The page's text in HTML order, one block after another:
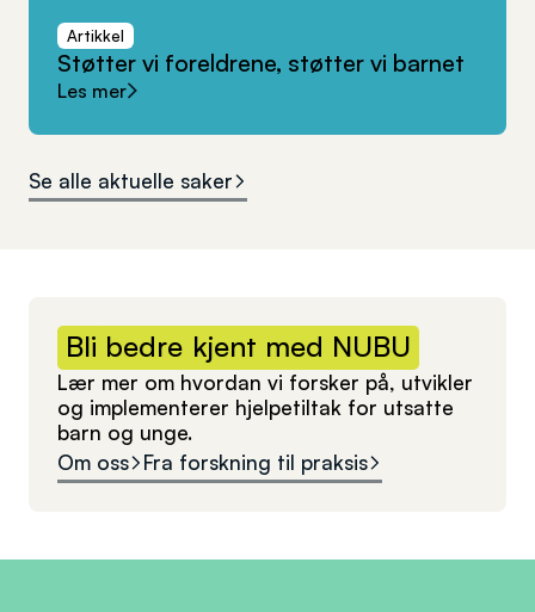
Artikkel
Støtter vi foreldrene, støtter vi barnet
Les mer
Se alle aktuelle saker
Bli bedre kjent med NUBU
Lær mer om hvordan vi forsker på, utvikler
og implementerer hjelpetiltak for utsatte
barn og unge.
Om oss
Fra forskning til praksis